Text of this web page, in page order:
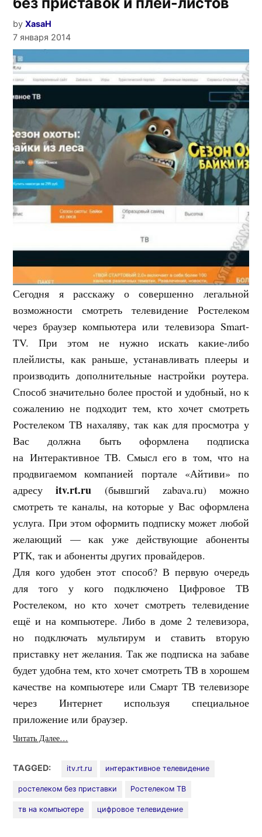
by XasaH
7 января 2014
Сегодня я расскажу о совершенно легальной
возможности смотреть телевидение Ростелеком
через браузер компьютера или телевизора Smart-
TV. При этом не нужно искать какие-либо
плейлисты, как раньше, устанавливать плееры и
производить дополнительные настройки роутера.
Способ значительно более простой и удобный, но к
сожалению не подходит тем, кто хочет смотреть
Ростелеком ТВ нахаляву, так как для просмотра у
Вас должна быть оформлена подписка
на Интерактивное ТВ. Смысл его в том, что на
продвигаемом компанией портале «Айтиви» по
адресуitv.rt.ru (бывшгий zabava.ru) можно
смотреть те каналы, на которые у Вас оформлена
услуга. При этом оформить подписку может любой
желающий — как уже действующие абоненты
РТК, так и абоненты других провайдеров.
Для кого удобен этот способ? В первую очередь
для того у кого подключено Цифровое ТВ
Ростелеком, но кто хочет смотреть телевидение
ещё и на компьютере. Либо в доме 2 телевизора,
но подключать мультирум и ставить вторую
приставку нет желания. Так же подписка на забаве
будет удобна тем, кто хочет смотреть ТВ в хорошем
качестве на компьютере или Смарт ТВ телевизоре
через Интернет используя специальное
приложение или браузер.
Читать Далее…
TAGGED: itv.rt.ru интерактивное телевидение
ростелеком без приставки Ростелеком ТВ
тв на компьютере цифровое телевидение